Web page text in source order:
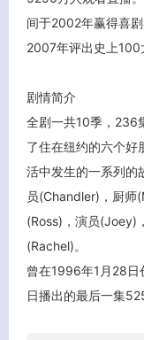
间于2002年赢得喜
2007年评出史上100
剧情简介
全剧一共10季，236
了住在纽约的六个好
活中发生的一系列的
员(Chandler)，厨师
(Ross)，演员(Joey)
(Rachel)。
曾在1996年1月28
日播出的最后一集